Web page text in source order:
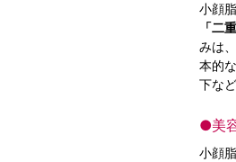
小顔
「二
みは
本的
下な
●美
小顔